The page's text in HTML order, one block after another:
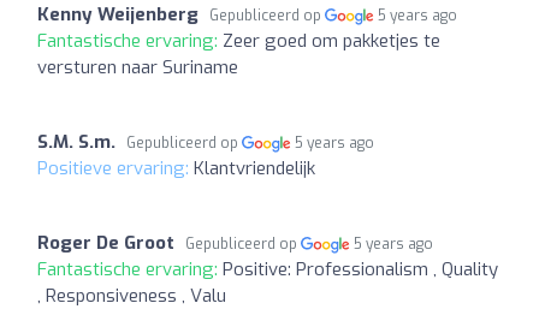
Kenny Weijenberg Gepubliceerd op 5 years ago
Fantastische ervaring: Zeer goed om pakketjes te
versturen naar Suriname
S.M. S.m. Gepubliceerd op 5 years ago
Positieve ervaring: Klantvriendelijk
Roger De Groot Gepubliceerd op 5 years ago
Fantastische ervaring: Positive: Professionalism , Quality
, Responsiveness , Valu